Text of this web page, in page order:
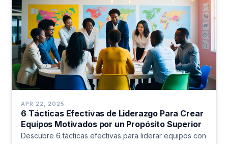
APR 22, 2025
6 Tácticas Efectivas de Liderazgo Para Crear
Equipos Motivados por un Propósito Superior
Descubre 6 tácticas efectivas para liderar equipos con